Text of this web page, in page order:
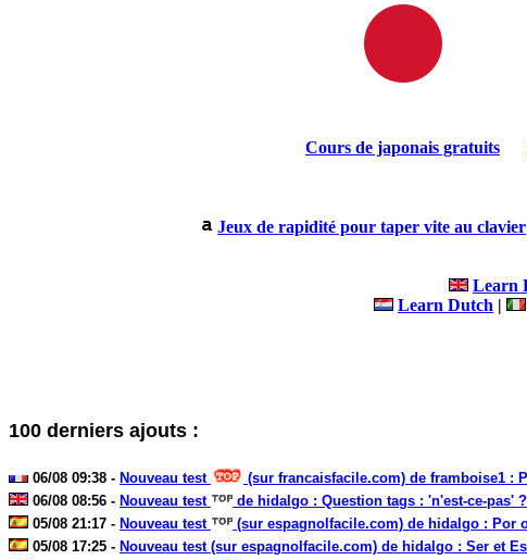
Cours de japonais gratuits
Jeux de rapidité pour taper vite au clavier
Learn
Learn Dutch |
100 derniers ajouts :
06/08 09:38 - Nouveau test
(sur francaisfacile.com) de framboise1 :
06/08 08:56 - Nouveau test
de hidalgo : Question tags : 'n'est-ce-pas'
05/08 21:17 - Nouveau test
(sur espagnolfacile.com) de hidalgo : Por
05/08 17:25 - Nouveau test (sur espagnolfacile.com) de hidalgo : Ser et